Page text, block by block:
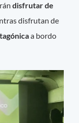
disfrutar de
disfrutan de
a bordo